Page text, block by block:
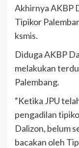
Akhirnya AKBP
Tipikor
ksmis.
Diduga AKBP
melakukan
Palembang.
“Ketika JPU
pengadilan
Dalizon, belum
bacakan oleh